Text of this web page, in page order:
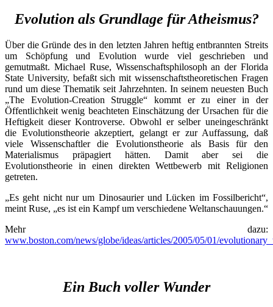
Evolution als Grundlage für Atheismus?
Über die Gründe des in den letzten Jahren heftig entbrannten Streits
um Schöpfung und Evolution wurde viel geschrieben und
gemutmaßt. Michael Ruse, Wissenschaftsphilosoph an der Florida
State University, befaßt sich mit wissenschaftstheoretischen Fragen
rund um diese Thematik seit Jahrzehnten. In seinem neuesten Buch
„The Evolution-Creation Struggle“ kommt er zu einer in der
Öffentlichkeit wenig beachteten Einschätzung der Ursachen für die
Heftigkeit dieser Kontroverse. Obwohl er selber uneingeschränkt
die Evolutionstheorie akzeptiert, gelangt er zur Auffassung, daß
viele Wissenschaftler die Evolutionstheorie als Basis für den
Materialismus präpagiert hätten. Damit aber sei die
Evolutionstheorie in einen direkten Wettbewerb mit Religionen
getreten.
„Es geht nicht nur um Dinosaurier und Lücken im Fossilbericht“,
meint Ruse, „es ist ein Kampf um verschiedene Weltanschauungen.“
Mehr dazu:
www.boston.com/news/globe/ideas/articles/2005/05/01/
Ein Buch voller Wunder